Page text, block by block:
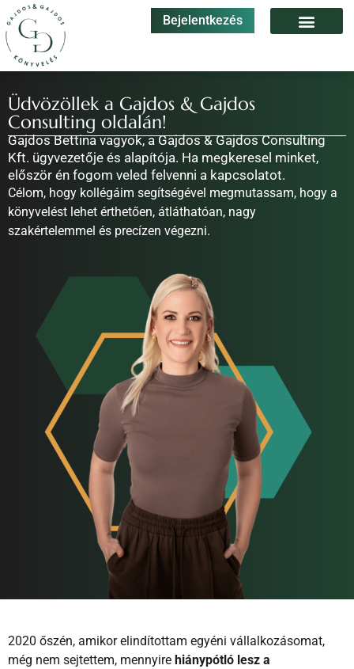
Bejelentkezés
Üdvözöllek a Gajdos & Gajdos
Consulting oldalán!
Gajdos Bettina vagyok, a Gajdos & Gajdos Consulting
Kft. ügyvezetője és alapítója. Ha megkeresel minket,
először én fogom veled felvenni a kapcsolatot.
Célom, hogy kollégáim segítségével megmutassam, hogy a
könyvelést lehet érthetően, átláthatóan, nagy
szakértelemmel és precízen végezni.
2020 őszén, amikor elindítottam egyéni vállalkozásomat,
még nem sejtettem, mennyire hiánypótló lesz a